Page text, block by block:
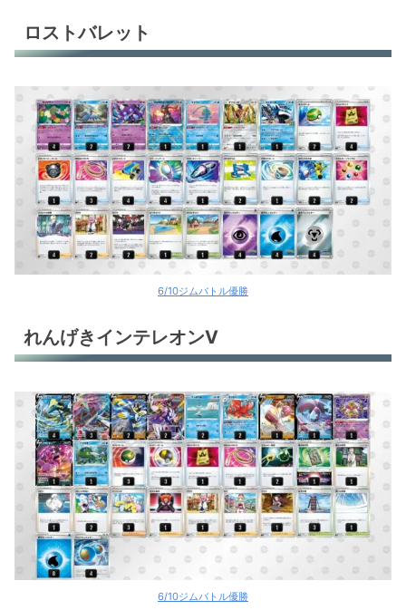
ロストバレット
6/10ジムバトル優勝
れんげきインテレオンV
6/10ジムバトル優勝